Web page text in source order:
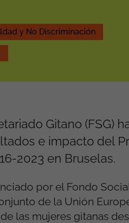
y No Discriminación
Gitano (FSG)
e impacto del
2023 en Bruselas.
por el Fondo
de la Unión
las mujeres gitanas